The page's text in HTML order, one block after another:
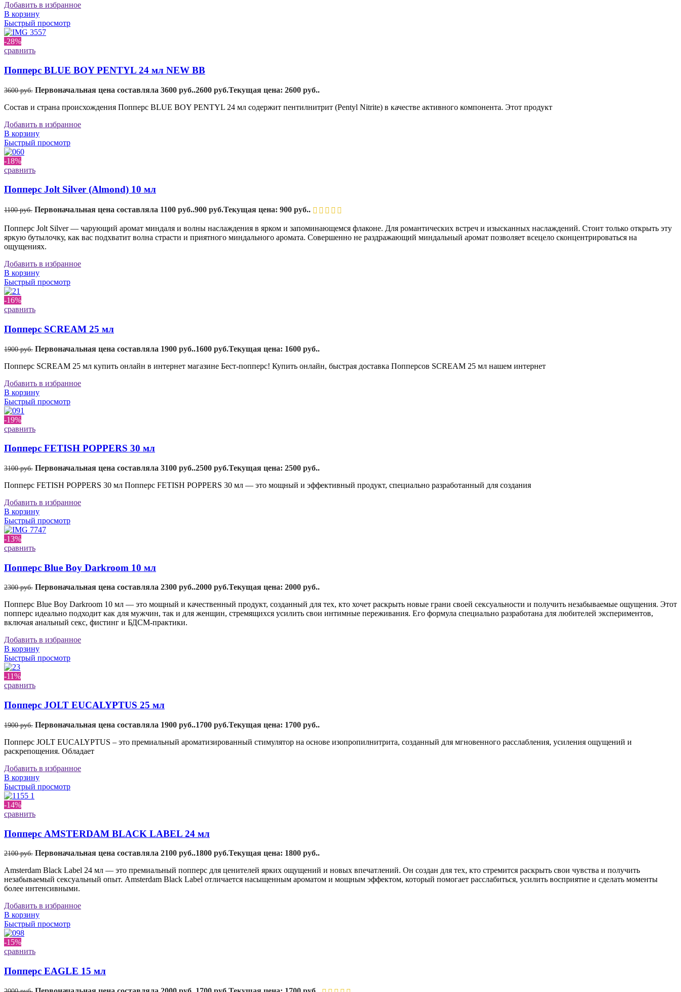
Добавить в избранное
В корзину
Быстрый просмотр
-28%
сравнить
Попперс BLUE BOY PENTYL 24 мл NEW BB
3600руб. Первоначальная цена составляла 3600 руб..2600 руб.Текущая цена: 2600 руб..
Состав и страна происхождения Попперс BLUE BOY PENTYL 24 мл содержит пентилнитрит (Pentyl Nitrite) в качестве активного компонента. Этот продукт
Добавить в избранное
В корзину
Быстрый просмотр
-18%
сравнить
Попперс Jolt Silver (Almond) 10 мл
1100руб. Первоначальная цена составляла 1100 руб..900 руб.Текущая цена: 900 руб..
Попперс Jolt Silver — чарующий аромат миндаля и волны наслаждения в ярком и запоминающемся флаконе. Для романтических встреч и изысканных наслаждений. Стоит только открыть эту
яркую бутылочку, как вас подхватит волна страсти и приятного миндального аромата. Совершенно не раздражающий миндальный аромат позволяет всецело сконцентрироваться на
ощущениях.
Добавить в избранное
В корзину
Быстрый просмотр
-16%
сравнить
Попперс SCREAM 25 мл
1900руб. Первоначальная цена составляла 1900 руб..1600 руб.Текущая цена: 1600 руб..
Попперс SCREAM 25 мл купить онлайн в интернет магазине Бест-попперс! Купить онлайн, быстрая доставка Попперсов SCREAM 25 мл нашем интернет
Добавить в избранное
В корзину
Быстрый просмотр
-19%
сравнить
Попперс FETISH POPPERS 30 мл
3100руб. Первоначальная цена составляла 3100 руб..2500 руб.Текущая цена: 2500 руб..
Попперс FETISH POPPERS 30 мл Попперс FETISH POPPERS 30 мл — это мощный и эффективный продукт, специально разработанный для создания
Добавить в избранное
В корзину
Быстрый просмотр
-13%
сравнить
Попперс Blue Boy Darkroom 10 мл
2300руб. Первоначальная цена составляла 2300 руб..2000 руб.Текущая цена: 2000 руб..
Попперс Blue Boy Darkroom 10 мл — это мощный и качественный продукт, созданный для тех, кто хочет раскрыть новые грани своей сексуальности и получить незабываемые ощущения. Этот
попперс идеально подходит как для мужчин, так и для женщин, стремящихся усилить свои интимные переживания. Его формула специально разработана для любителей экспериментов,
включая анальный секс, фистинг и БДСМ-практики.
Добавить в избранное
В корзину
Быстрый просмотр
-11%
сравнить
Попперс JOLT EUCALYPTUS 25 мл
1900руб. Первоначальная цена составляла 1900 руб..1700 руб.Текущая цена: 1700 руб..
Попперс JOLT EUCALYPTUS – это премиальный ароматизированный стимулятор на основе изопропилнитрита, созданный для мгновенного расслабления, усиления ощущений и
раскрепощения. Обладает
Добавить в избранное
В корзину
Быстрый просмотр
-14%
сравнить
Попперс AMSTERDAM BLACK LABEL 24 мл
2100руб. Первоначальная цена составляла 2100 руб..1800 руб.Текущая цена: 1800 руб..
Amsterdam Black Label 24 мл — это премиальный попперс для ценителей ярких ощущений и новых впечатлений. Он создан для тех, кто стремится раскрыть свои чувства и получить
незабываемый сексуальный опыт. Amsterdam Black Label отличается насыщенным ароматом и мощным эффектом, который помогает расслабиться, усилить восприятие и сделать моменты
более интенсивными.
Добавить в избранное
В корзину
Быстрый просмотр
-15%
сравнить
Попперс EAGLE 15 мл